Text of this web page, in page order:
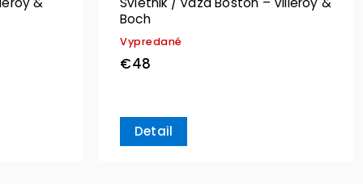
Boch
Vypredané
€48
Detail